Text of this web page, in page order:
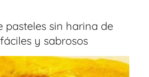
pasteles sin harina de
y sabrosos